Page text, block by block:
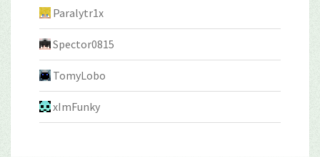
Paralytr1x
Spector0815
TomyLobo
xImFunky